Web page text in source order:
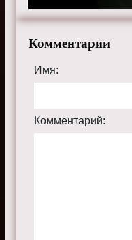
Смотрите онлайн 3
планшете, пк или
Комментарии
Имя:
Комментарий: